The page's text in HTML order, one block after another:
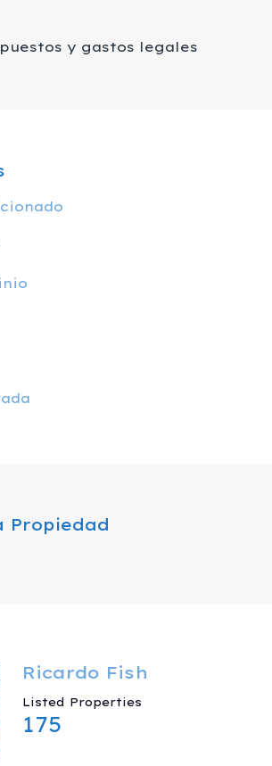
y gastos legales
Propiedad
Ricardo Fish
Listed Properties
175